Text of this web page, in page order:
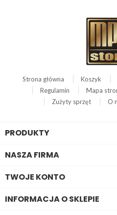
Strona główna Koszyk
Regulamin
Mapa
Zużyty sprzęt
O
PRODUKTY
NASZA FIRMA
TWOJE KONTO
INFORMACJA O SKLEPIE